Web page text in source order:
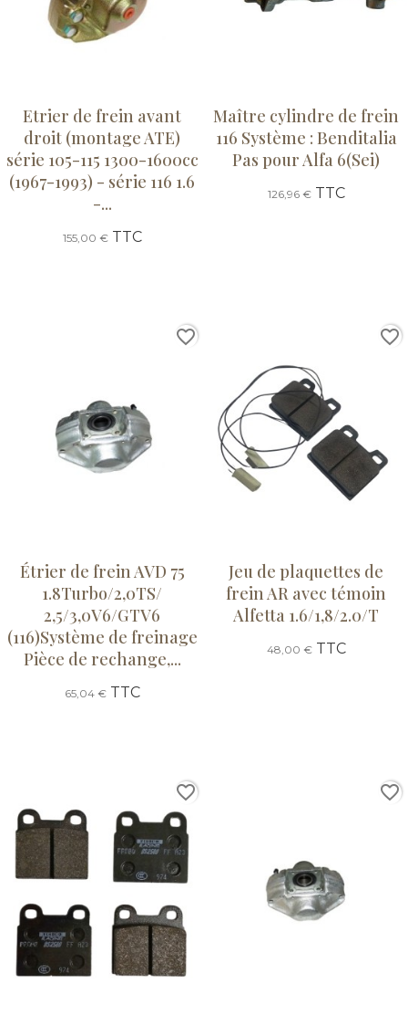
Etrier de frein avant
droit (montage ATE)
série 105-115 1300-1600cc
(1967-1993) - série 116 1.6
-...
155,00 €TTC
Maître cylindre de frein
116 Système : Benditalia
Pas pour Alfa 6(Sei)
126,96 €TTC
Étrier de frein AVD 75
1.8Turbo/2,0TS/
2,5/3,0V6/GTV6
(116)Système de freinage
Pièce de rechange,...
65,04 €TTC
favorite_border
Jeu de plaquettes de
frein AR avec témoin
Alfetta 1.6/1,8/2.0/T
48,00 €TTC
favorite_border
favorite_border favorite_border